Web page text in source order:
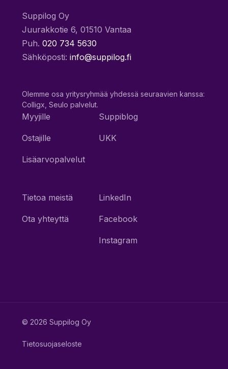
Suppilog Oy
Juurakkotie 6, 01510 Vantaa
Puh. 020 734 5630
Sähköposti: info@suppilog.fi
Olemme osa yritysryhmää yhdessä seuraavien kanssa:
Colligx, Seulo palvelut.
Myyjille
Ostajille
Lisäarvopalvelut
Suppiblog
UKK
Tietoa meistä
Ota yhteyttä
LinkedIn
Facebook
Instagram
© 2026 Suppilog Oy
Tietosuojaseloste